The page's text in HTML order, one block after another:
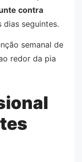
contra
dias seguintes.
semanal de
redor da pia